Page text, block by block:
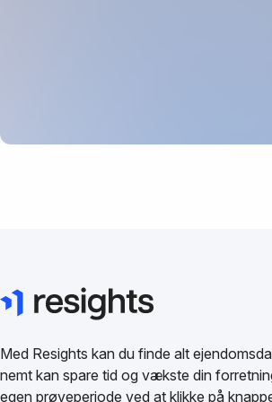
Med Resights kan du finde alt
nemt kan spare tid og vækste din
egen prøveperiode ved at klikke på